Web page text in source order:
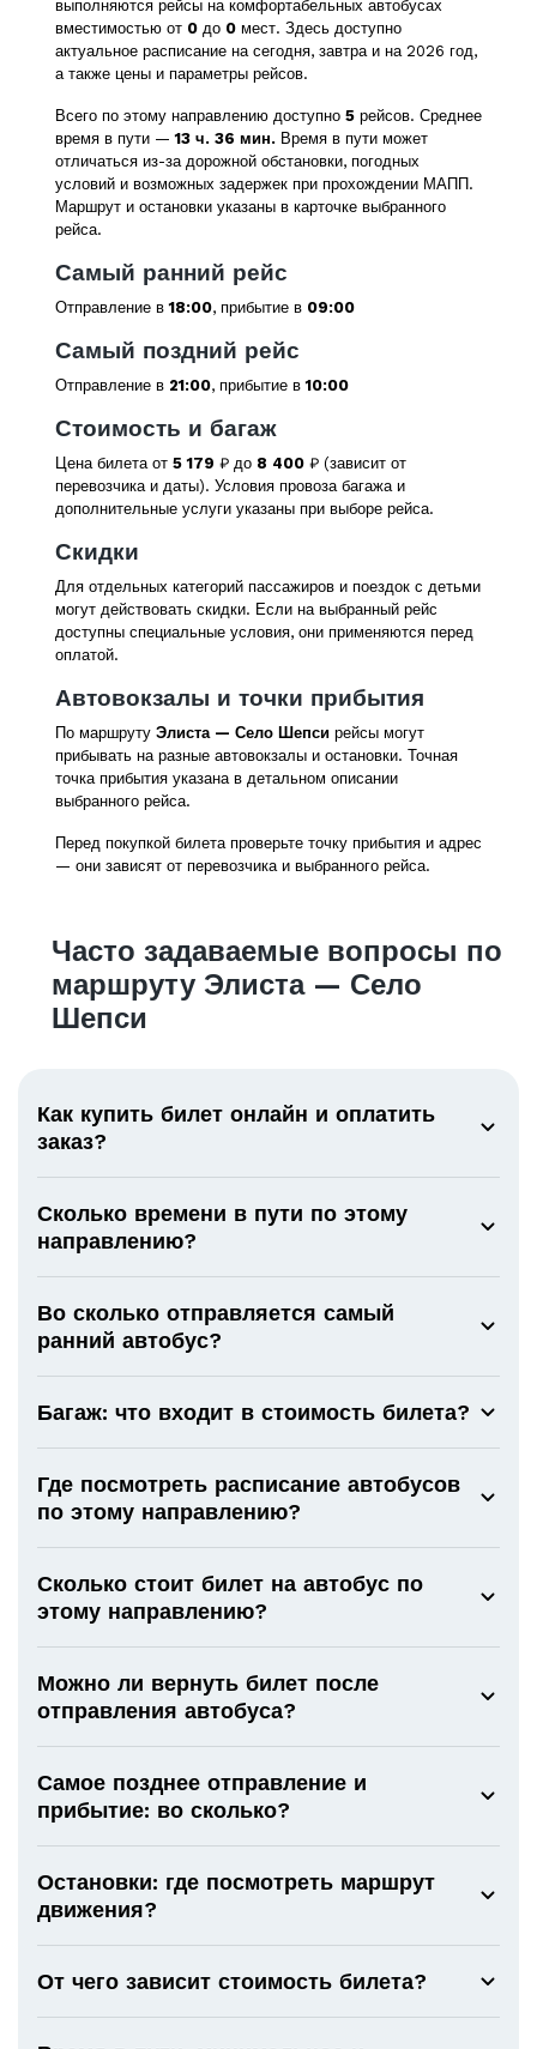
выполняются рейсы на комфортабельных автобусах
вместимостью от 0 до 0 мест. Здесь доступно
актуальное расписание на сегодня, завтра и на 2026 год,
а также цены и параметры рейсов.
Всего по этому направлению доступно 5 рейсов. Среднее
время в пути —13 ч. 36 мин. Время в пути может
отличаться из-за дорожной обстановки, погодных
условий и возможных задержек при прохождении МАПП.
Маршрут и остановки указаны в карточке выбранного
рейса.
Самый ранний рейс
Отправление в18:00, прибытие в 09:00
Самый поздний рейс
Отправление в 21:00, прибытие в10:00
Стоимость и багаж
Цена билета от 5 179 ₽ до 8 400 ₽ (зависит от
перевозчика и даты). Условия провоза багажа и
дополнительные услуги указаны при выборе рейса.
Скидки
Для отдельных категорий пассажиров и поездок с детьми
могут действовать скидки. Если на выбранный рейс
доступны специальные условия, они применяются перед
оплатой.
Автовокзалы и точки прибытия
По маршруту Элиста — Село Шепси рейсы могут
прибывать на разные автовокзалы и остановки. Точная
точка прибытия указана в детальном описании
выбранного рейса.
Перед покупкой билета проверьте точку прибытия и адрес
— они зависят от перевозчика и выбранного рейса.
Часто задаваемые вопросы по
маршруту Элиста — Село
Шепси
Как купить билет онлайн и оплатить
заказ?
Сколько времени в пути по этому
направлению?
Во сколько отправляется самый
ранний автобус?
Багаж: что входит в стоимость билета?
Где посмотреть расписание автобусов
по этому направлению?
Сколько стоит билет на автобус по
этому направлению?
Можно ли вернуть билет после
отправления автобуса?
Самое позднее отправление и
прибытие: во сколько?
Остановки: где посмотреть маршрут
движения?
От чего зависит стоимость билета?